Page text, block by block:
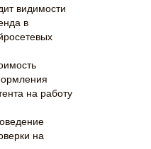
видимости
в
на работу
на